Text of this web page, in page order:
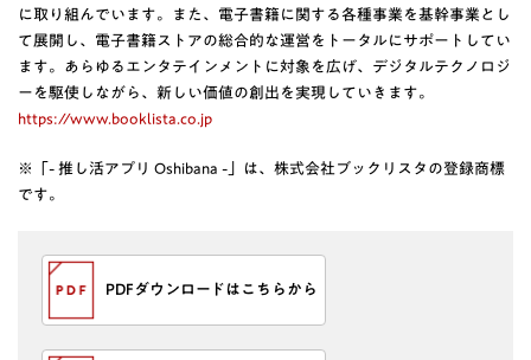
に取り組んでいます。また、電子書籍に関する各種事業を基幹事業とし
て展開し、電子書籍ストアの総合的な運営をトータルにサポートしてい
ます。あらゆるエンタテインメントに対象を広げ、デジタルテクノロジ
ーを駆使しながら、新しい価値の創出を実現していきます。
https://www.booklista.co.jp
※「- 推し活アプリ Oshibana -」は、株式会社ブックリスタの登録商標
です。
PDFダウンロードはこちらから